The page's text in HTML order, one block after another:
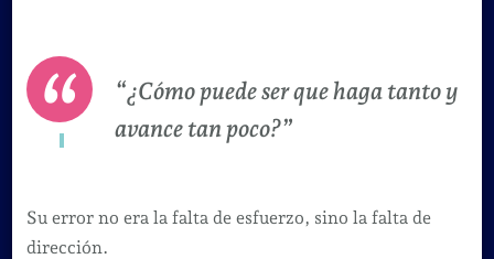
“¿Cómo puede ser que haga tanto y
avance tan poco?”
Su error no era la falta de esfuerzo, sino la falta de
dirección.